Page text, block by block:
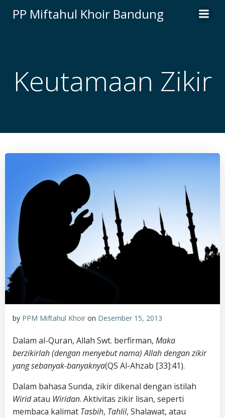
to
PP Miftahul Khoir Bandung
Keutamaan Zikir
by PPM Miftahul Khoir on Desember 15, 2013
Dalam al-Quran, Allah Swt. berfirman, Maka
berzikirlah (dengan menyebut nama) Allah dengan zikir
yang sebanyak-banyaknya(QS Al-Ahzab [33]:41).
Dalam bahasa Sunda, zikir dikenal dengan istilah
Wiridatau Wiridan. Aktivitas zikir lisan, seperti
membaca kalimat Tasbih, Tahlil, Shalawat, atau